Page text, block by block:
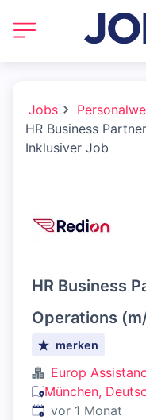
Jobs
HR Business
Inklusiver Job
HR Business
Operations
merken
Europ
München,
Veröffentlicht:
vor 1 Monat